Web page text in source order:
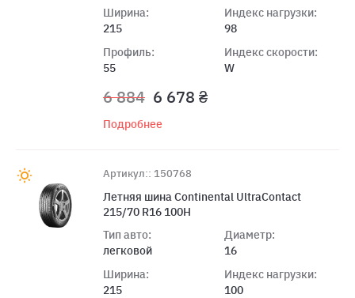
Ширина:
215
Профиль:
55
Индекс нагрузки:
98
Индекс скорости:
W
6 884 6 678 ₴
Подробнее
Артикул:: 150768
Летняя шина Continental UltraContact
215/70 R16 100H
Тип авто:
легковой
Ширина:
215
Диаметр:
16
Индекс нагрузки:
100